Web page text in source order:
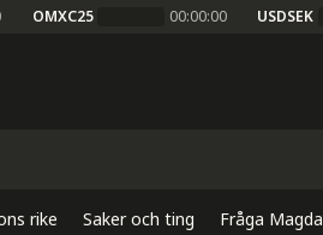
OMXC25 00:00:00 USDSEK
rike Saker och ting Fråga Magda